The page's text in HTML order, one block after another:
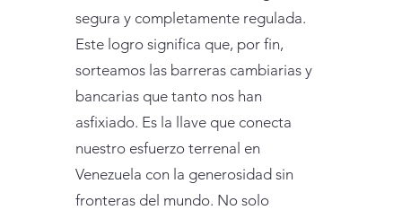
segura y completamente regulada.
Este logro significa que, por fin,
sorteamos las barreras cambiarias y
bancarias que tanto nos han
asfixiado. Es la llave que conecta
nuestro esfuerzo terrenal en
Venezuela con la generosidad sin
fronteras del mundo. No solo